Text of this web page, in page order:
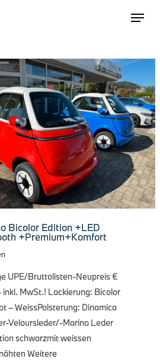
Bicolor Edition +LED
+Premium+Komfort
UPE/Bruttolisten-Neupreis €
MwSt.! Lackierung: Bicolor
– WeissPolsterung: Dinamica
Veloursleder/-Marino Leder
schwarzmit weissen
Weitere